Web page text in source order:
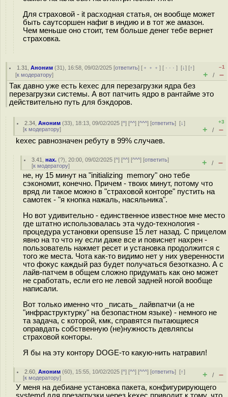
Для страховой - it расходная статья, он вообще может
быть саутсоршен нафиг в индию и в тот же амазон.
Чем меньше оно стоит, тем больше денег тебе вернет
страховка.
1.31 ,Аноним (31), 16:58, 09/02/2025 [ответить] [ ﹢﹢﹢] [ · · ·][↓] [↑]
[к модератору]
–1
+ / –
Так давно уже есть kexec для перезагрузки ядра без
перезагрузки системы. А вот патчить ядро в рантайме это
действительно путь для бэкдоров.
2.34 ,Аноним (33), 18:13, 09/02/2025 [^] [^^] [^^^] [ответить][↓]
[к модератору]
+3
+ / –
kexec равнозначен ребуту в 99% случаев.
3.41 ,нах. (?), 20:00, 09/02/2025 [^] [^^] [^^^] [ответить]
[к модератору] + / –
не, ну 15 минут на "initializing memory" оно тебе
сэкономит, конечно. Причем - твоих минут, потому что
вряд ли такое можно в "страховой конторе" пустить на
самотек - "я кнопка нажаль, насяльника".
Но вот удивительно - единственное известное мне место
где штатно использовалась эта чудо-технология -
процедура установки opensuse 15 лет назад. С прицелом
явно на то что ну если даже все и повиснет нахрен -
пользователь нажмет ресет и установка продолжится с
того же места. Чота как-то видимо нет у них уверенности
что фокус каждый раз будет получаться безотказно. А с
лайв-патчем в общем сложно придумать как оно может
не сработать, если его не левой задней ногой вообще
написали.
Вот только именно что _писать_ лайвпатчи (а не
"инфраструктурку" на безопастном языке) - немного не
та задача, с которой, кмк, справятся пытающиеся
оправдать собственную (не)нужность девляпсы
страховой конторы.
Я бы на эту контору DOGE-то какую-нить натравил!
2.60 ,Аноним (60), 15:55, 10/02/2025 [^] [^^] [^^^] [ответить][↑]
[к модератору] + / –
У меня на дебиане установка пакета, конфигурирующего